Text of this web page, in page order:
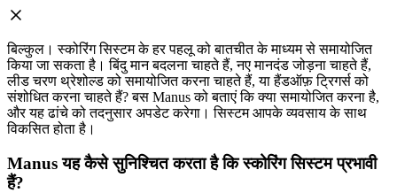
बिल्कुल। स्कोरिंग सिस्टम के हर पहलू को बातचीत के माध्यम से समायोजित
किया जा सकता है। बिंदु मान बदलना चाहते हैं, नए मानदंड जोड़ना चाहते हैं,
लीड चरण थ्रेशोल्ड को समायोजित करना चाहते हैं, या हैंडऑफ़ ट्रिगर्स को
संशोधित करना चाहते हैं? बस Manus को बताएं कि क्या समायोजित करना है,
और यह ढांचे को तदनुसार अपडेट करेगा। सिस्टम आपके व्यवसाय के साथ
विकसित होता है।
Manus यह कैसे सुनिश्चित करता है कि स्कोरिंग सिस्टम प्रभावी
हैं?